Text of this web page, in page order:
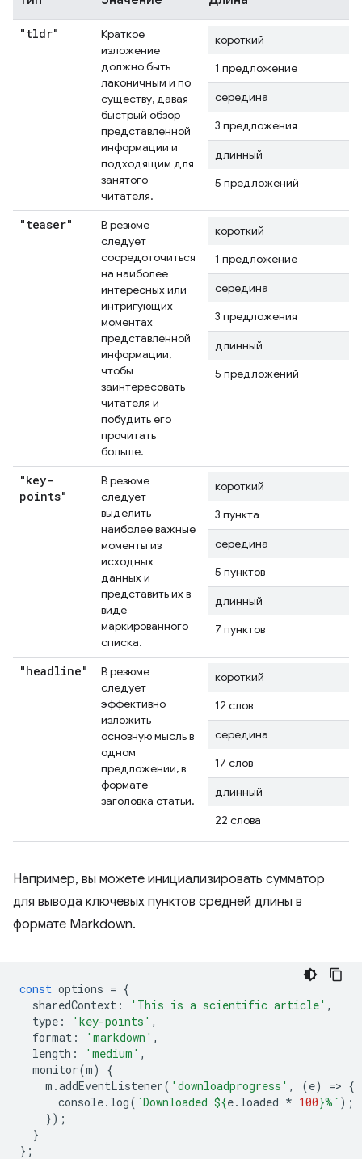
"tldr"
Краткое
изложение
должно быть
лаконичным и по
существу, давая
быстрый обзор
представленной
информации и
подходящим для
занятого
читателя.
короткий
1 предложение
середина
3 предложения
длинный
5 предложений
"teaser"
В резюме
следует
сосредоточиться
на наиболее
интересных или
интригующих
моментах
представленной
информации,
чтобы
заинтересовать
читателя и
побудить его
прочитать
больше.
короткий
1 предложение
середина
3 предложения
длинный
5 предложений
"key-
points"
В резюме
следует
выделить
наиболее важные
моменты из
исходных
данных и
представить их в
виде
маркированного
списка.
короткий
3 пункта
середина
5 пунктов
длинный
7 пунктов
"headline"
В резюме
следует
эффективно
изложить
основную мысль в
одном
предложении, в
формате
заголовка статьи.
короткий
12 слов
середина
17 слов
длинный
22 слова
Например, вы можете инициализировать сумматор
для вывода ключевых пунктов средней длины в
формате Markdown.
const options = {
sharedContext : 'This is a scientific article' ,
type : 'key-points' ,
format : 'markdown' ,
length : 'medium' ,
monitor(m)
{
m .addEventListener( 'downloadprogress' , (e) => {
console. log( `Downloaded ${e. loaded * 100}%` );
});
}
};